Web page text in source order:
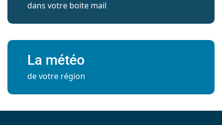
dans votre boite mail
La météo
de votre région